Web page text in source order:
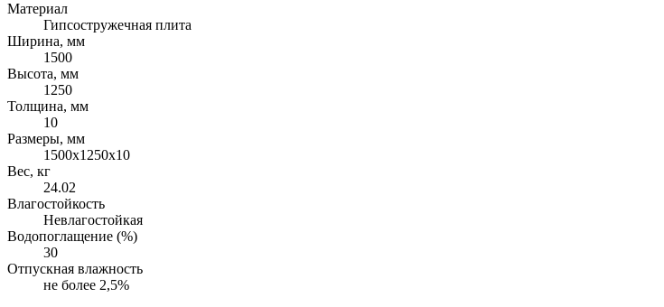
Материал
Гипсостружечная плита
Ширина, мм
1500
Высота, мм
1250
Толщина, мм
10
Размеры, мм
1500х1250х10
Вес, кг
24.02
Влагостойкость
Невлагостойкая
Водопоглащение (%)
30
Отпускная влажность
не более 2,5%